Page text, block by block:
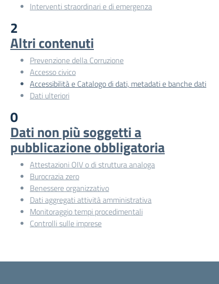
Interventi straordinari e di emergenza
2
Altri contenuti
Prevenzione della Corruzione
Accesso civico
Accessibilità e Catalogo di dati, metadati e banche dati
Dati ulteriori
0
Dati non più soggetti a
pubblicazione obbligatoria
Attestazioni OIV o di struttura analoga
Burocrazia zero
Benessere organizzativo
Dati aggregati attività amministrativa
Monitoraggio tempi procedimentali
Controlli sulle imprese